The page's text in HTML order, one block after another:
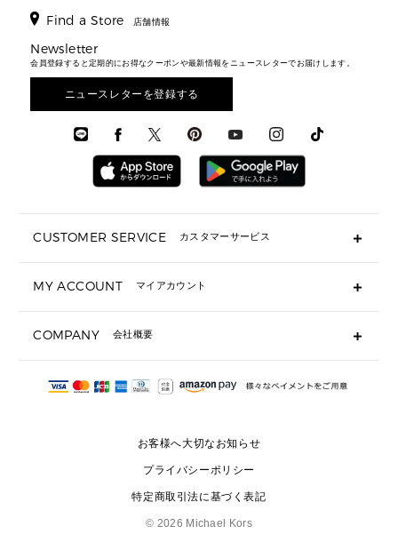
ウェア
アクセサリー
アクセサリー
メンズ バッグ
メンズ 財布・小物
メンズ シューズ
メンズ ウェア
メンズ 時計・その他
▶ メンズすべて
メンズ財布・小物
メンズアクセサリー
メンズウェア
トラベル
3 IN 1 / 2 IN 1 バッグ
▶ メンズすべて
▶ メンズすべて
▶ メンズすべて
▶ メンズすべて
▶ バッグすべて
通勤・通学アイテム
3 IN 1 バッグ
ミニ財布・フラグメントケース
▶ 小物すべて
定期ケース・カードケース・名刺入れ
サンダル
スニーカー
▶ ウェア
財布・小物
時計・ジュエリー
アクセサリー
エディターレビュー
Find a Store 店舗情報
Newsletter
会員登録すると定期的にお得なクーポンや最新情報をニュースレターでお届けします。
ニュースレターを登録する
CUSTOMER SERVICE カスタマーサービス
ギフト用にラッピングができますか？
ショッピングバッグを購入商品分送ってもらえますか？
注文後に完了メールが受信できないのですが？
サイズ交換はできますか？
MY ACCOUNT マイアカウント
COMPANY 会社概要
会社概要
お客様へ大切なお知らせ
プライバシーポリシー
特定商取引法に基づく表記
© 2026 Michael Kors